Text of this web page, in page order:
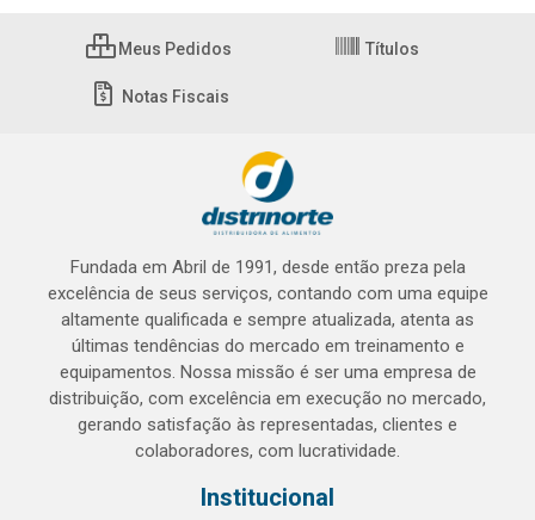
Meus Pedidos Títulos
Notas Fiscais
Fundada em Abril de 1991, desde então preza pela
excelência de seus serviços, contando com uma equipe
altamente qualificada e sempre atualizada, atenta as
últimas tendências do mercado em treinamento e
equipamentos. Nossa missão é ser uma empresa de
distribuição, com excelência em execução no mercado,
gerando satisfação às representadas, clientes e
colaboradores, com lucratividade.
Institucional